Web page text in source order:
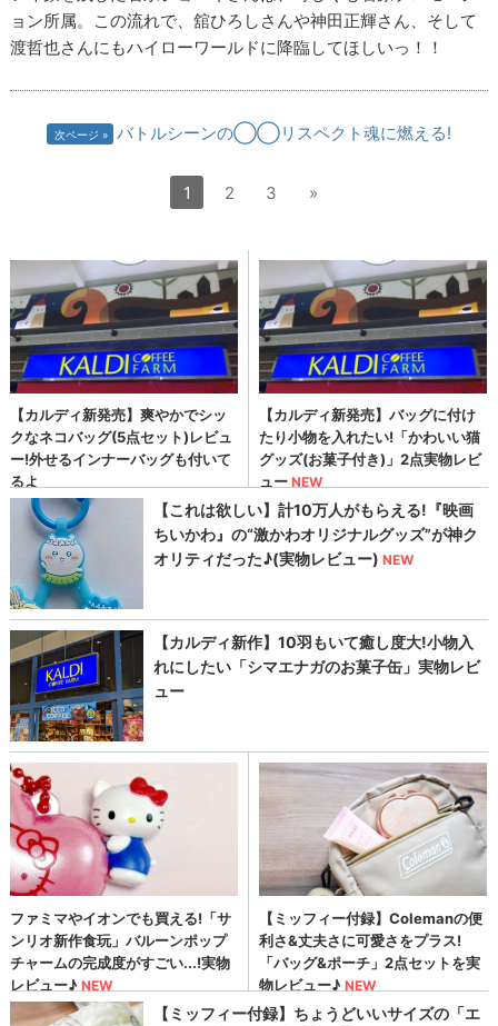
ョン所属。この流れで、舘ひろしさんや神田正輝さん、そして
渡哲也さんにもハイローワールドに降臨してほしいっ！！
次ページ バトルシーンの◯◯リスペクト魂に燃える!
1 2 3 »